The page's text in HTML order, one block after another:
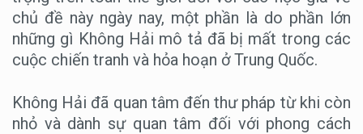
chủ đề này ngày nay, một phần là do phần lớn
những gì Không Hải mô tả đã bị mất trong các
cuộc chiến tranh và hỏa hoạn ở Trung Quốc.
Không Hải đã quan tâm đến thư pháp từ khi còn
nhỏ và dành sự quan tâm đối với phong cách